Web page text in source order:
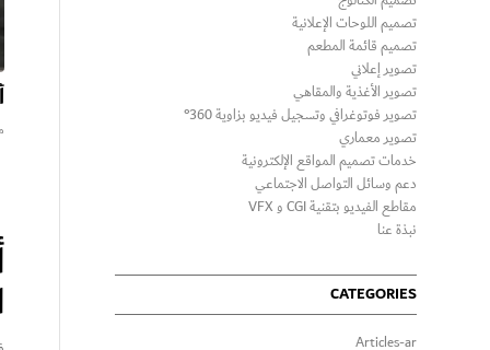
تصميم اللوحات الإعلانية
تصميم قائمة المطعم
تصوير إعلاني
تصوير الأغذية والمقاهي
تصوير فوتوغرافي وتسجيل فيديو بزاوية 360°
تصوير معماري
خدمات تصميم المواقع الإلكترونية
دعم وسائل التواصل الاجتماعي
مقاطع الفيديو بتقنية CGI و VFX
نبذة عنا
CATEGORIES
Articles-ar